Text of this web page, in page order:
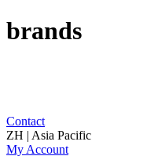
brands
Contact
ZH | Asia Pacific
My Account